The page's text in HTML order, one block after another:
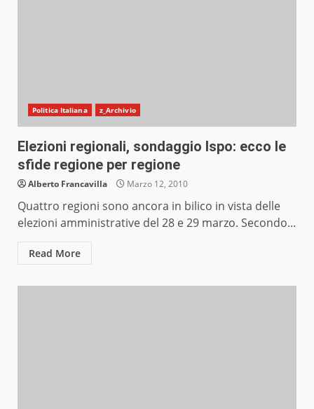
Politica Italiana z_Archivio
Elezioni regionali, sondaggio Ispo: ecco le
sfide regione per regione
Alberto Francavilla Marzo 12, 2010
Quattro regioni sono ancora in bilico in vista delle
elezioni amministrative del 28 e 29 marzo. Secondo...
Read More